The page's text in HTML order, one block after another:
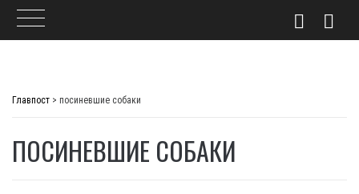
Главпост > посиневшие собаки
ПОСИНЕВШИЕ СОБАКИ